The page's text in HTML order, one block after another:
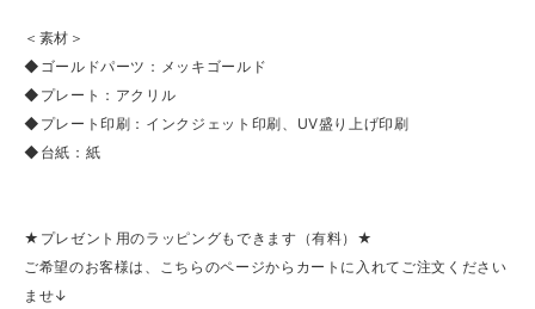
＜素材＞
◆ゴールドパーツ：メッキゴールド
◆プレート：アクリル
◆プレート印刷：インクジェット印刷、UV盛り上げ印刷
◆台紙：紙
★プレゼント用のラッピングもできます（有料）★
ご希望のお客様は、こちらのページからカートに入れてご注文ください
ませ↓